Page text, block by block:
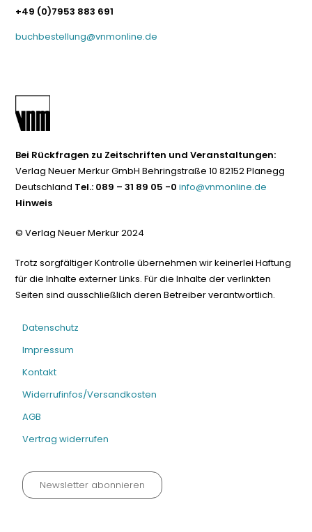
+49 (0)7953 883 691
buchbestellung@vnmonline.de
Bei Rückfragen zu Zeitschriften und Veranstaltungen:
Verlag Neuer Merkur GmbH Behringstraße 10 82152 Planegg
Deutschland Tel.: 089 – 31 89 05 -0 info@vnmonline.de
Hinweis
© Verlag Neuer Merkur 2024
Trotz sorgfältiger Kontrolle übernehmen wir keinerlei Haftung
für die Inhalte externer Links. Für die Inhalte der verlinkten
Seiten sind ausschließlich deren Betreiber verantwortlich.
Datenschutz
Impressum
Kontakt
Widerrufinfos/Versandkosten
AGB
Vertrag widerrufen
Newsletter abonnieren